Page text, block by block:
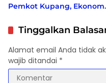
Pemkot Kupang, Ekonomi
Sosial di Kampanyekan
Tinggalkan
Alamat email Anda tidak
wajib ditandai *